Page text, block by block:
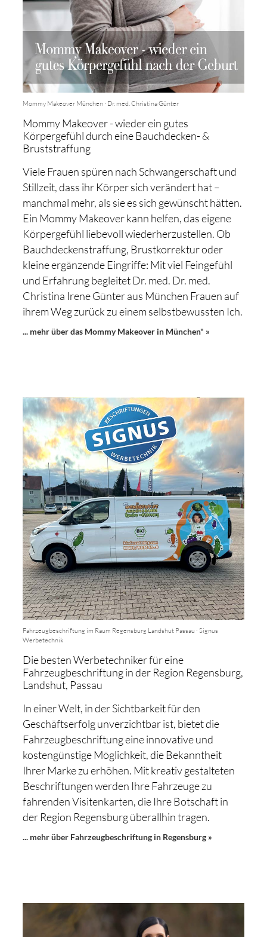
Mommy Makeover München · Dr. med. Christina Günter
Mommy Makeover - wieder ein gutes
Körpergefühl durch eine Bauchdecken- &
Bruststraffung
Viele Frauen spüren nach Schwangerschaft und
Stillzeit, dass ihr Körper sich verändert hat –
manchmal mehr, als sie es sich gewünscht hätten.
Ein Mommy Makeover kann helfen, das eigene
Körpergefühl liebevoll wiederherzustellen. Ob
Bauchdeckenstraffung, Brustkorrektur oder
kleine ergänzende Eingriffe: Mit viel Feingefühl
und Erfahrung begleitet Dr. med. Dr. med.
Christina Irene Günter aus München Frauen auf
ihrem Weg zurück zu einem selbstbewussten Ich.
... mehr über das Mommy Makeover in München" »
Fahrzeugbeschriftung im Raum Regensburg Landshut Passau · Signus
Werbetechnik
Die besten Werbetechniker für eine
Fahrzeugbeschriftung in der Region Regensburg,
Landshut, Passau
In einer Welt, in der Sichtbarkeit für den
Geschäftserfolg unverzichtbar ist, bietet die
Fahrzeugbeschriftung eine innovative und
kostengünstige Möglichkeit, die Bekanntheit
Ihrer Marke zu erhöhen. Mit kreativ gestalteten
Beschriftungen werden Ihre Fahrzeuge zu
fahrenden Visitenkarten, die Ihre Botschaft in
der Region Regensburg überallhin tragen.
... mehr über Fahrzeugbeschriftung in Regensburg »